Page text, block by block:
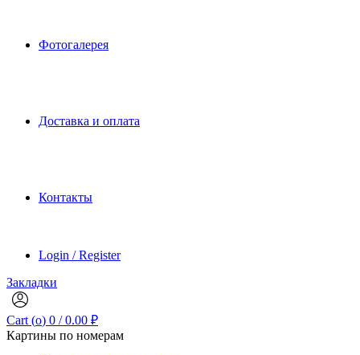
Фотогалерея
Доставка и оплата
Контакты
Login / Register
Закладки
Cart (o) 0 / 0.00 ₽
Картины по номерам